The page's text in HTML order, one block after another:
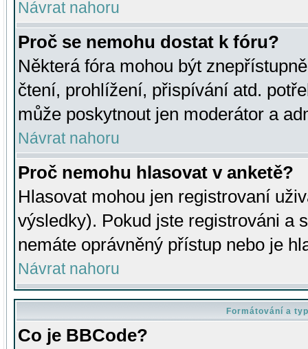
Návrat nahoru
Proč se nemohu dostat k fóru?
Některá fóra mohou být
čtení, prohlížení, přispívání atd.
může poskytnout jen moderátor a
Návrat nahoru
Proč nemohu hlasovat v anketě?
Hlasovat mohou jen registrovaní
výsledky). Pokud jste registrováni a
nemáte oprávněný přístup nebo je
Návrat nahoru
Formátování a
Co je BBCode?